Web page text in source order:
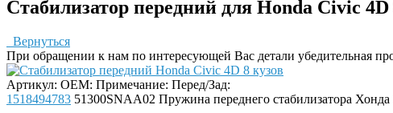
Стабилизатор передний для Honda Civic 4D
Вернуться
При обращении к нам по интересующей Вас детали убедительная
Артикул: OEM: Примечание: Перед/Зад:
1518494783 51300SNAA02 Пружина переднего стабилизатора